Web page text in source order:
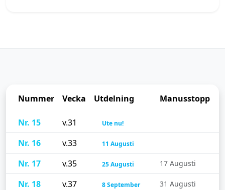
Nummer Vecka Utdelning Manusstopp
Nr. 15 v.31 Ute nu!
Nr. 16 v.33 11 Augusti
Nr. 17 v.35 25 Augusti 17 Augusti
Nr. 18 v.37 8 September 31 Augusti